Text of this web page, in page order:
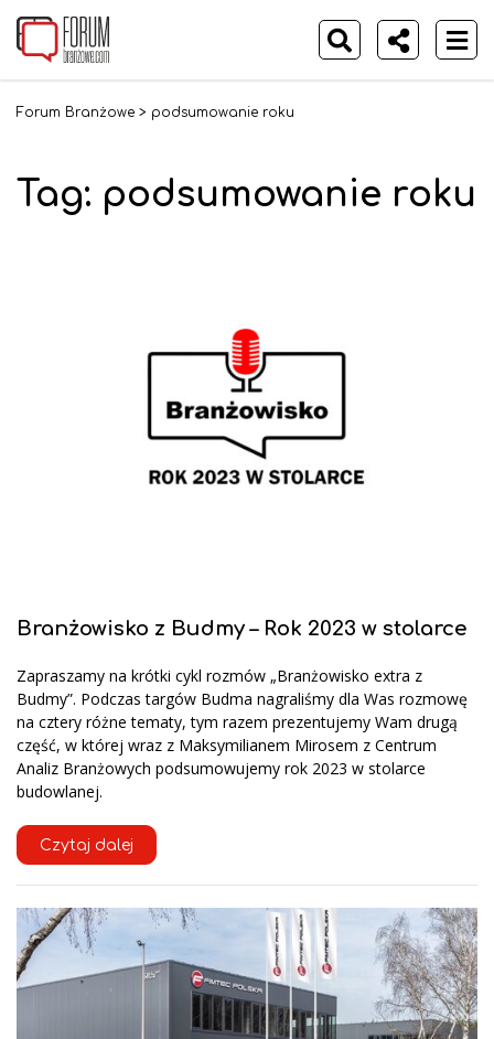
Forum Branżowe > podsumowanie roku
Tag: podsumowanie roku
Branżowisko z Budmy – Rok 2023 w stolarce
Zapraszamy na krótki cykl rozmów „Branżowisko extra z
Budmy”. Podczas targów Budma nagraliśmy dla Was rozmowę
na cztery różne tematy, tym razem prezentujemy Wam drugą
część, w której wraz z Maksymilianem Mirosem z Centrum
Analiz Branżowych podsumowujemy rok 2023 w stolarce
budowlanej.
Czytaj dalej